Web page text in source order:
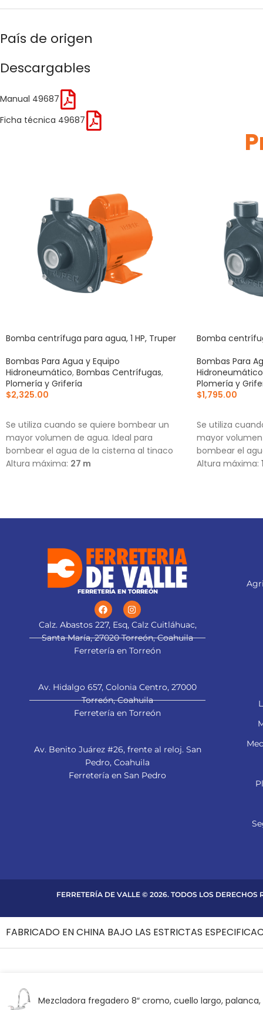
País de origen
Descargables
Manual 49687
Ficha técnica 49687
Bomba centrífuga para agua, 1 HP, Truper
Bombas Para Agua y Equipo
Hidroneumático, Bombas Centrífugas,
Plomería y Grifería
$2,325.00
Se utiliza cuando se quiere bombear un
mayor volumen de agua. Ideal para
bombear el agua de la cisterna al tinaco
Altura máxima: 27 m
Bomba
Bombas Para
Hidroneumático
Plomería y
$1,795.00
Se utiliza
mayor
bombear el
Altura máxima:
FERRETERÍA EN TORREÓN
Calz. Abastos 227, Esq, Calz Cuitláhuac,
Santa María, 27020 Torreón, Coahuila
Ferretería en Torreón
Av. Hidalgo 657, Colonia Centro, 27000
Torreón, Coahuila
Ferretería en Torreón
Av. Benito Juárez #26, frente al reloj. San
Pedro, Coahuila
Ferretería en San Pedro
FERRETERÍA DE VALLE © 2026. TODOS LOS DERECHOS
Mezcladora fregadero 8″ cromo, cuello largo, palanca,
FABRICADO EN CHINA BAJO LAS ESTRICTAS